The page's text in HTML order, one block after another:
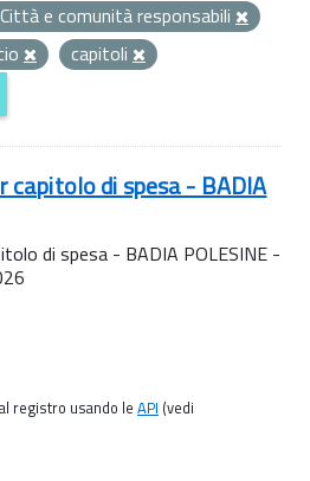
e comunità responsabili
capitoli
di spesa - BADIA
di spesa - BADIA POLESINE -
registro usando le API (vedi